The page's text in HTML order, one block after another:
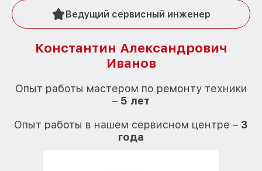
Ведущий сервисный инженер
Константин Александрович
Иванов
Опыт работы мастером по ремонту техники
– 5 лет
Опыт работы в нашем сервисном центре – 3
года